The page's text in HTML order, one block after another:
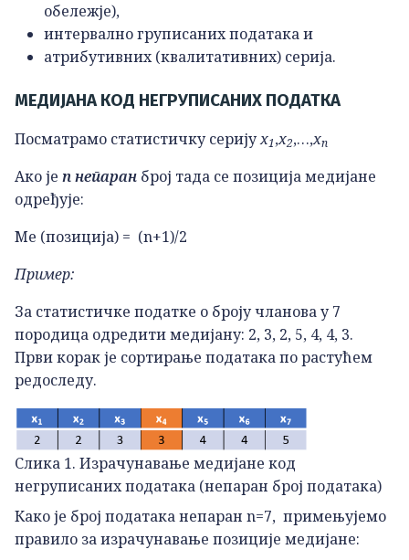
обележје),
интервално груписаних података и
атрибутивних (квалитативних) серија.
МЕДИЈАНА КОД НЕГРУПИСАНИХ ПОДАТКА
Посматрамо статистичку серијуx1,x2,…,xn
Ако је n непаран број тада се позиција медијане
одређује:
Mе (позиција) = (n+1)/2
Пример:
За статистичке податке о броју чланова у 7
породица одредити медијану: 2, 3, 2, 5, 4, 4, 3.
Први корак је сортирање података по растућем
редоследу.
Слика 1. Израчунавање медијане код
негруписаних података (непаран број података)
Како је број података непаран n=7, примењујемо
правило за израчунавање позиције медијане: